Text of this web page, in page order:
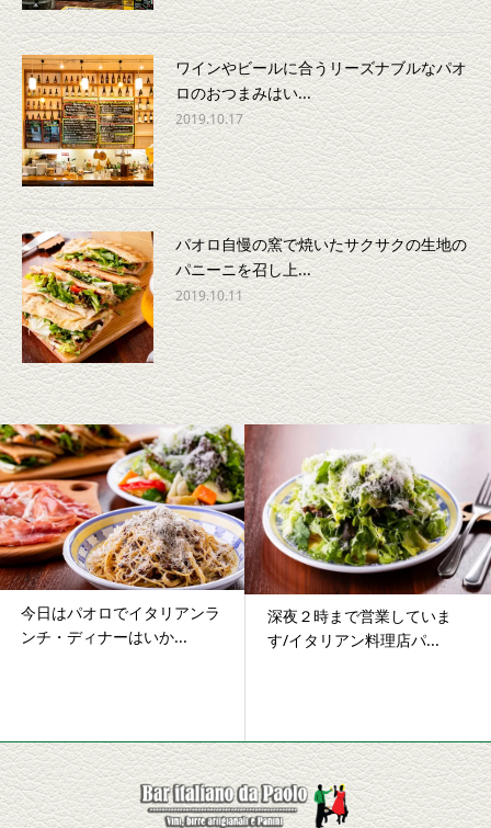
ワインやビールに合うリーズナブルなパオ
ロのおつまみはい...
2019.10.17
パオロ自慢の窯で焼いたサクサクの生地の
パニーニを召し上...
2019.10.11
深夜２時まで営業していま
す/イタリアン料理店パ...
残りの暑さをパオロのイタリ
アン料理とワインで乗...